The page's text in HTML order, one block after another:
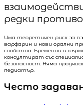
редки
Има теоретичен риск за
варфарин и нови орални
свойства. Бременни и
консултират със
безопасност. Няма
педиатър.
Често